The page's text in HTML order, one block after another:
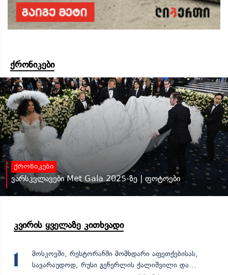
ქრონიკები
ქრონიკები
ვარსკვლავები Met Gala 2025-ზე | ფოტოები
კვირის ყველაზე კითხვადი
1
მოსკოვში, რესტორანში მომხდარი აფეთქებისას,
სავარაუდოდ, რუსი გენერლის ქალიშვილი და...